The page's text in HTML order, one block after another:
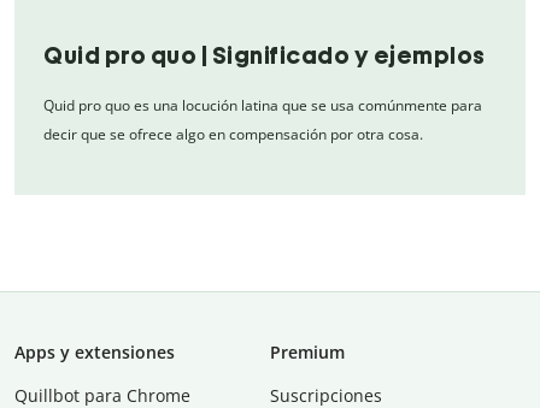
Quid pro quo | Significado y ejemplos
Quid pro quo es una locución latina que se usa comúnmente para
decir que se ofrece algo en compensación por otra cosa.
Apps y extensiones
Quillbot para Chrome
Premium
Suscripciones